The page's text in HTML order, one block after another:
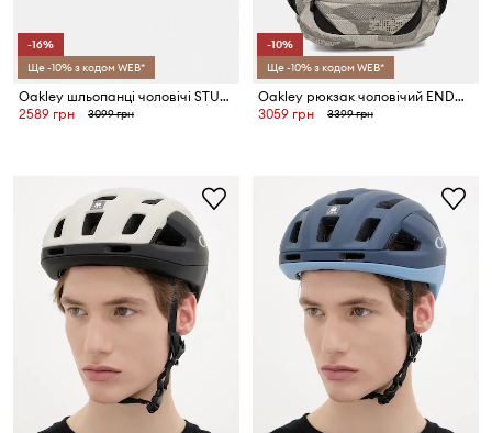
-16%
Ще -10% з кодом WEB*
Oakley шльопанці чоловічі STUDIO
2589 грн
3099 грн
-10%
Ще -10% з кодом WEB*
Oakley рюкзак чоловічий ENDURO
3059 грн
3399 грн